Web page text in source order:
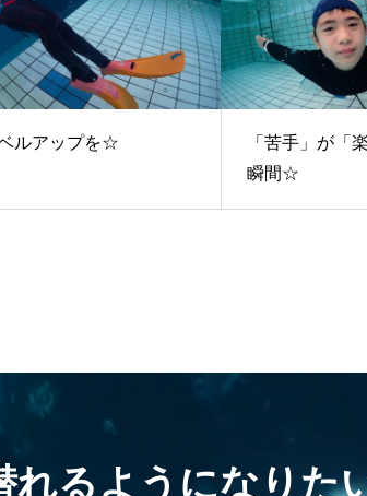
ルアップを☆
「苦手」が「
瞬間☆
れるようになりた